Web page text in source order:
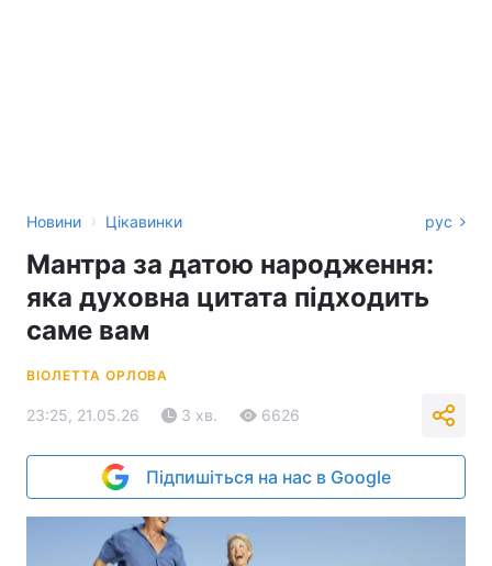
Новини › Цікавинки рус
Мантра за датою народження:
яка духовна цитата підходить
саме вам
ВІОЛЕТТА ОРЛОВА
23:25, 21.05.26 3 хв. 6626
Підпишіться на нас в Google